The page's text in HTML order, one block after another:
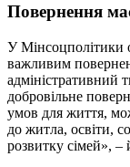
Повернення
У Мінсоцполітики
важливим
адміністративний
добровільне
умов для життя,
до житла, освіти,
розвитку сімей», –